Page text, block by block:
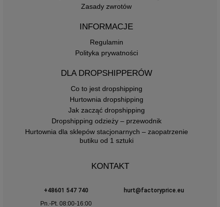
Zasady zwrotów
INFORMACJE
Regulamin
Polityka prywatności
DLA DROPSHIPPERÓW
Co to jest dropshipping
Hurtownia dropshipping
Jak zacząć dropshipping
Dropshipping odzieży – przewodnik
Hurtownia dla sklepów stacjonarnych – zaopatrzenie
butiku od 1 sztuki
KONTAKT
+48601 547 740
hurt@factoryprice.eu
Pn.-Pt. 08:00-16:00